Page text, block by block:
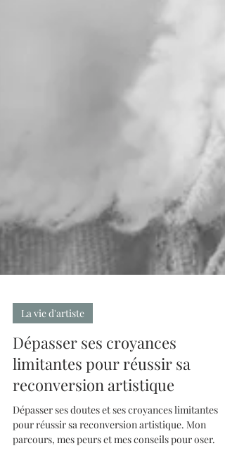
La vie d'artiste
Dépasser ses croyances
limitantes pour réussir sa
reconversion artistique
Dépasser ses doutes et ses croyances limitantes
pour réussir sa reconversion artistique. Mon